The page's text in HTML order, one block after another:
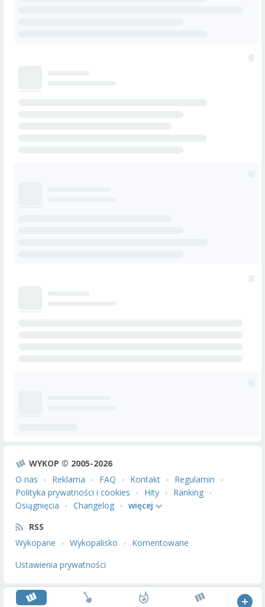
WYKOP © 2005-2026
O nas
Reklama FAQ Kontakt
Regulamin
Polityka prywatności i cookies
Hity
Ranking
Osiągnięcia
Changelog
więcej
RSS
Wykopane
Wykopalisko
Komentowane
Ustawienia prywatności